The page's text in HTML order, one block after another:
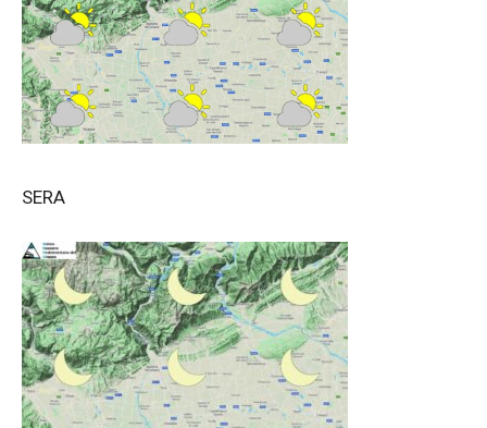
SERA